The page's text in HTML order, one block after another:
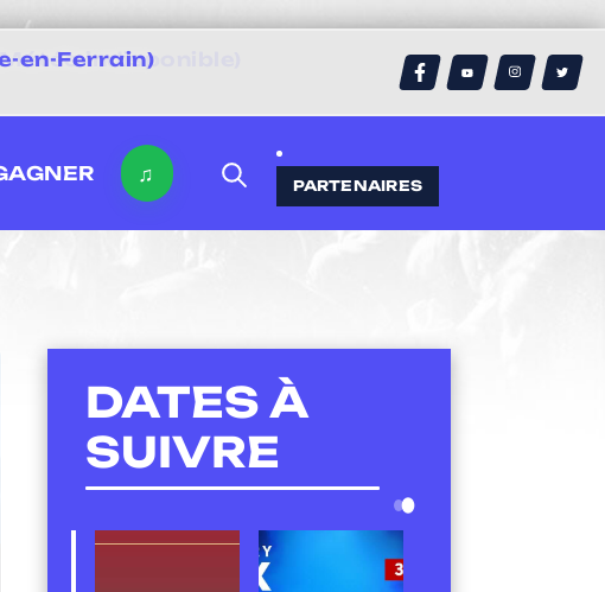
en-Ferrain)
♫ PARTENAIRES
DATES À
SUIVRE